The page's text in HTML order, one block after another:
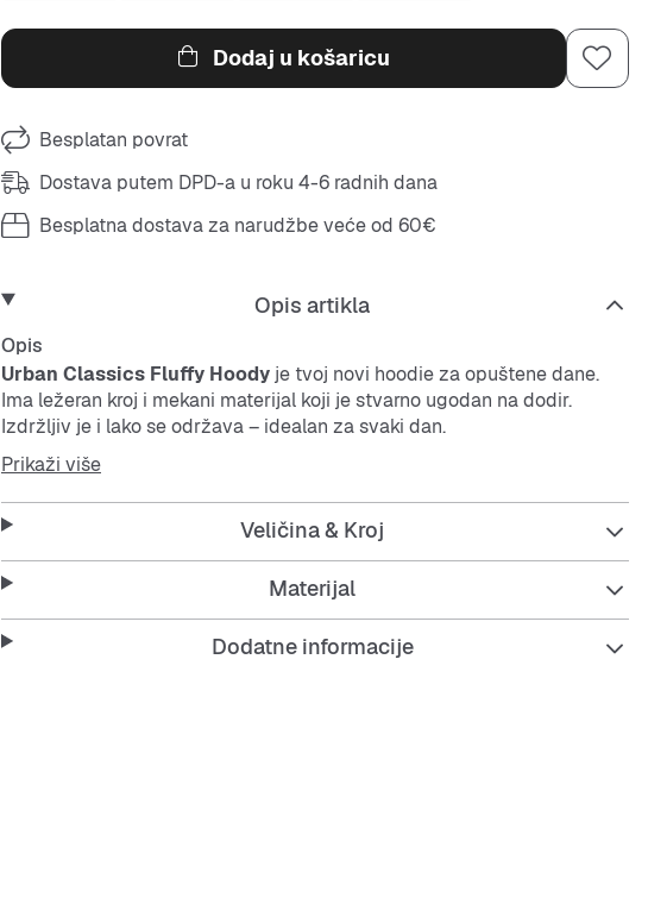
Dodaj u košaricu
Besplatan povrat
Dostava putem DPD-a u roku 4-6 radnih dana
Besplatna dostava za narudžbe veće od 60€
Opis artikla
Opis
Urban Classics Fluffy Hoody je tvoj novi hoodie za opuštene dane.
Ima ležeran kroj i mekani materijal koji je stvarno ugodan na dodir.
Izdržljiv je i lako se održava – idealan za svaki dan.
Features:
Loose Fit za opušteni izgled
Prikaži više
Veličina & Kroj
Materijal
Dodatne informacije